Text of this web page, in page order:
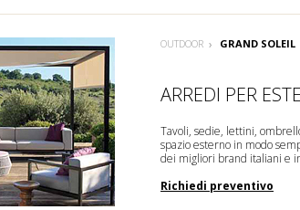
OUTDOOR GRAND SOLEIL
ARREDI PER
Tavoli, sedie, lettini,
spazio esterno in modo
dei migliori brand italiani e
Richiedi preventivo